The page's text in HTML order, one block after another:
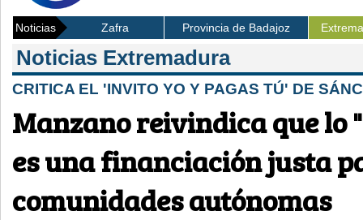
Noticias Zafra Provincia de Badajoz
Noticias Extremadura
CRITICA EL 'INVITO YO Y PAGAS TÚ' DE
Manzano reivindica que lo
es una financiación justa
comunidades autónomas